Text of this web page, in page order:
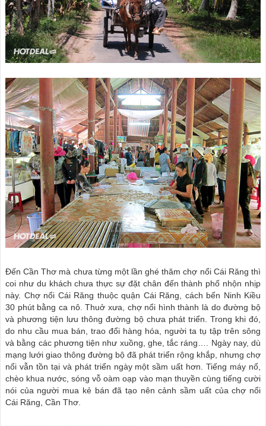
Đến Cần Thơ mà chưa từng một lần ghé thăm chợ nổi Cái Răng thì
coi như du khách chưa thực sự đặt chân đến thành phố nhộn nhịp
này. Chợ nổi Cái Răng thuộc quận Cái Răng, cách bến Ninh Kiều
30 phút bằng ca nô. Thuở xưa, chợ nổi hình thành là do đường bộ
và phương tiện lưu thông đường bộ chưa phát triển. Trong khi đó,
do nhu cầu mua bán, trao đổi hàng hóa, người ta tụ tập trên sông
và bằng các phương tiện như xuồng, ghe, tắc ráng…. Ngày nay, dù
mạng lưới giao thông đường bộ đã phát triển rộng khắp, nhưng chợ
nổi vẫn tồn tại và phát triển ngày một sầm uất hơn. Tiếng máy nổ,
chèo khua nước, sóng vỗ oàm oạp vào mạn thuyền cùng tiếng cười
nói của người mua kẻ bán đã tạo nên cảnh sầm uất của chợ nổi
Cái Răng, Cần Thơ.